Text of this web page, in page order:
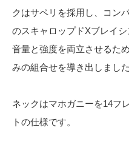
クはサペリを採用し、コン
のスキャロップドXブレイ
音量と強度を両立させるた
みの組合せを導き出しました
ネックはマホガニーを14フ
トの仕様です。